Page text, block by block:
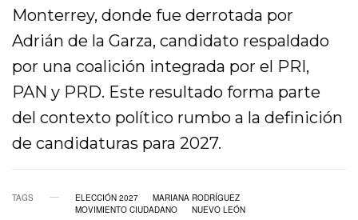
Monterrey, donde fue derrotada por
Adrián de la Garza, candidato respaldado
por una coalición integrada por el PRI,
PAN y PRD. Este resultado forma parte
del contexto político rumbo a la definición
de candidaturas para 2027.
TAGS ELECCIÓN 2027
MARIANA RODRÍGUEZ
MOVIMIENTO CIUDADANO
NUEVO LEÓN